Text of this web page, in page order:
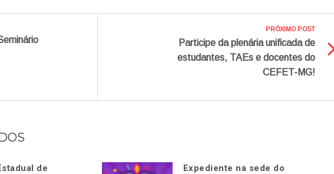
PRÓXIMO POST
Participe da plenária unificada de
estudantes, TAEs e docentes do
CEFET-MG!
de
Expediente na sede do